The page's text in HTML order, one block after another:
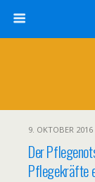
9. OKTOBER 2016
Der
Pflegekräfte